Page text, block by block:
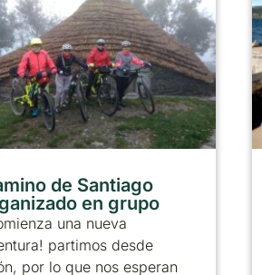
de Santiago
en grupo
una nueva
partimos desde
por lo que nos esperan